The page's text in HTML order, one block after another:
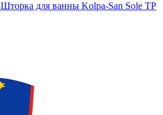
Шторка для ванны Kolpa-San Sole TP